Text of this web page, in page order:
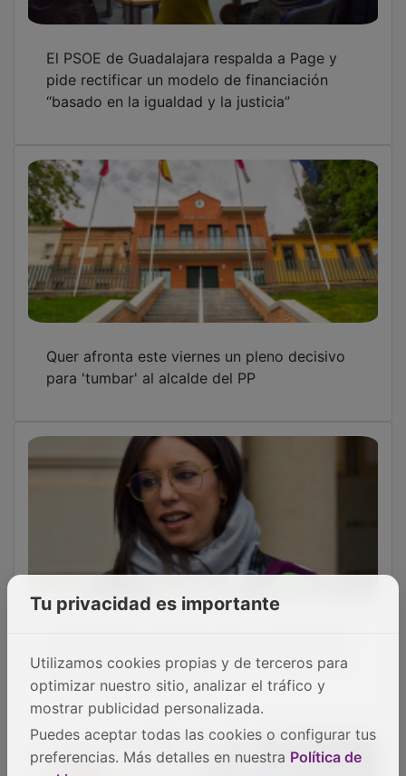
pide rectificar un modelo de financiación
“basado en la igualdad y la justicia”
para 'tumbar' al alcalde del PP
El PSOE pide a Guarinos que no haga pagar
tras el partido de Copa
Tu privacidad es importante
Utilizamos cookies propias y de terceros para
optimizar nuestro sitio, analizar el tráfico y
mostrar publicidad personalizada.
Puedes aceptar todas las cookies o configurar tus
preferencias. Más detalles en nuestra Política de